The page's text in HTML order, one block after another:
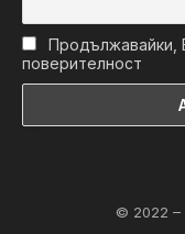
Продължавайки,
поверителност
© 2022 –